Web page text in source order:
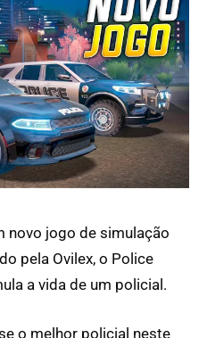
novo jogo de simulação
pela Ovilex, o Police
a vida de um policial.
o melhor policial neste